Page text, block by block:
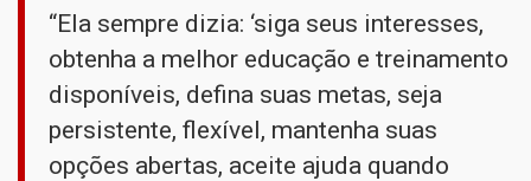
“Ela sempre dizia: ‘siga seus interesses,
obtenha a melhor educação e treinamento
disponíveis, defina suas metas, seja
persistente, flexível, mantenha suas
opções abertas, aceite ajuda quando